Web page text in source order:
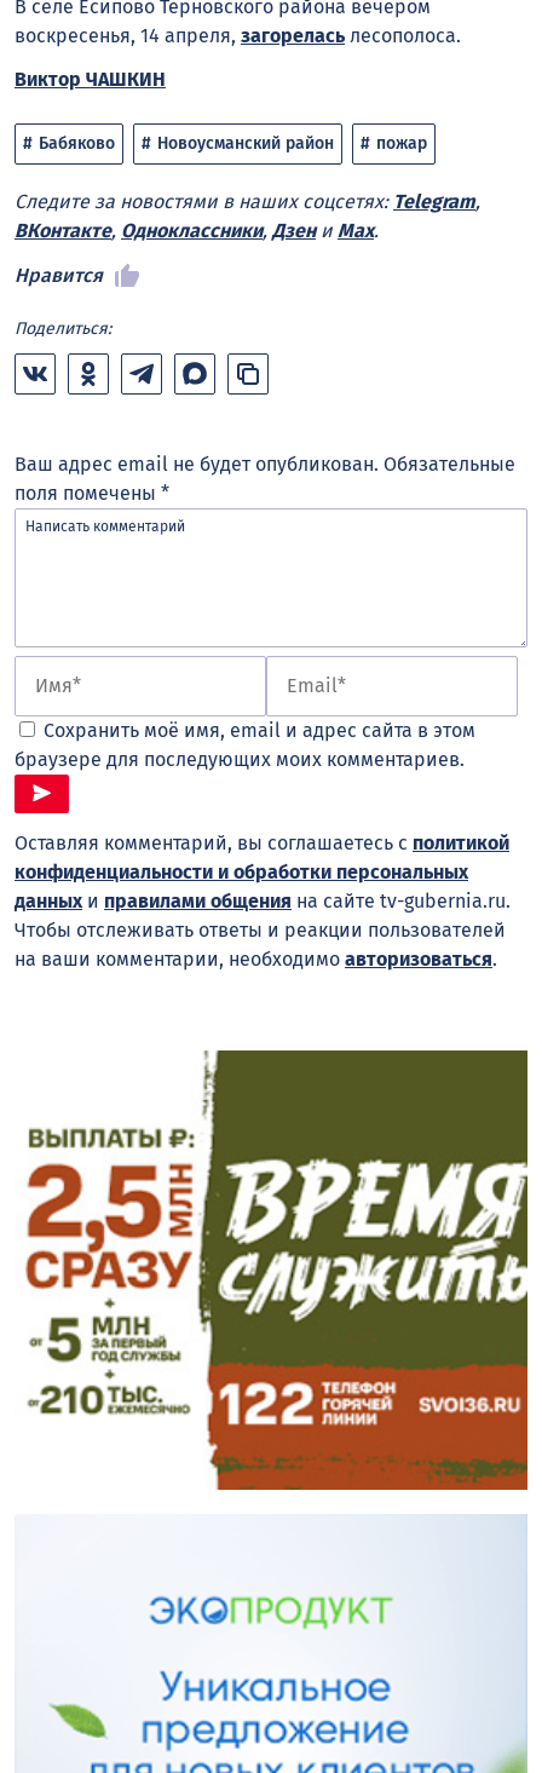
В селе Есипово Терновского района вечером
воскресенья, 14 апреля, загорелась лесополоса.
Виктор ЧАШКИН
Бабяково Новоусманский район пожар
Следите за новостями в наших соцсетях: Telegram,
ВКонтакте, Одноклассники, Дзени Max.
Нравится
Поделиться:
Ваш адрес email не будет опубликован. Обязательные
поля помечены *
Сохранить моё имя, email и адрес сайта в этом
браузере для последующих моих комментариев.
Оставляя комментарий, вы соглашаетесь с политикой
конфиденциальности и обработки персональных
данных и правилами общения на сайте tv-gubernia.ru.
Чтобы отслеживать ответы и реакции пользователей
на ваши комментарии, необходимо авторизоваться.